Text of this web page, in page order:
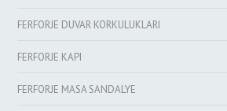
FERFORJE DUVAR KORKULUKLARI
FERFORJE KAPI
FERFORJE MASA SANDALYE